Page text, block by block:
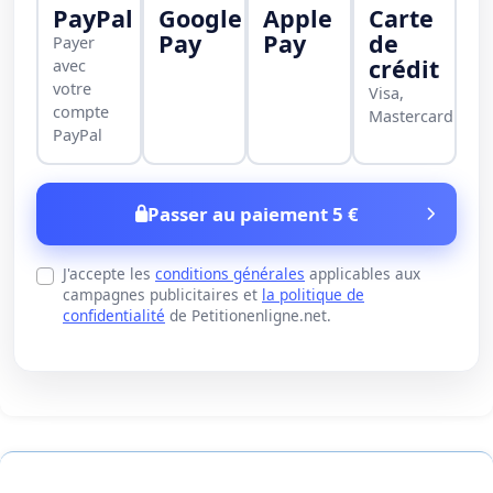
PayPal
Payer
avec
votre
compte
PayPal
Google
Pay
Apple
Pay
Carte
de
crédit
Visa,
Mastercard
Passer au paiement 5 €
J'accepte les conditions générales applicables aux
campagnes publicitaires et la politique de
confidentialité de Petitionenligne.net.